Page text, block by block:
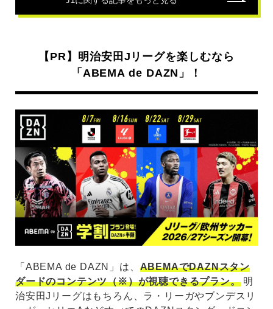
【PR】明治安田Jリーグを楽しむなら
「ABEMA de DAZN」！
「ABEMA de DAZN」は、 ABEMAでDAZNスタン
ダードのコンテンツ（※）が視聴できるプラン。明
治安田Jリーグはもちろん、ラ・リーガやブンデスリ